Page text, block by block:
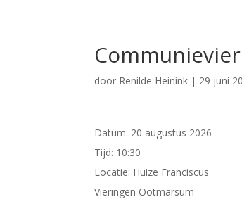
door Renilde Heinink | 29 juni
Datum: 20 augustus 2026
Tijd: 10:30
Locatie: Huize Franciscus
Vieringen Ootmarsum